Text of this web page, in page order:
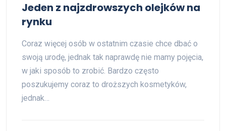
Jeden z najzdrowszych olejków na
rynku
Coraz więcej osób w ostatnim czasie chce dbać o
swoją urodę, jednak tak naprawdę nie mamy pojęcia,
w jaki sposób to zrobić. Bardzo często
poszukujemy coraz to droższych kosmetyków,
jednak…